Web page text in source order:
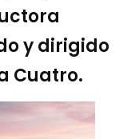
y dirigido
Cuatro.